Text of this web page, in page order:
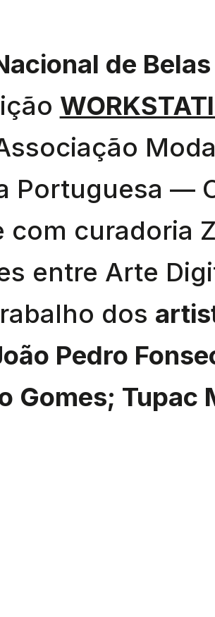
de
Portuguesa —
curadoria
entre Arte
dos
Pedro
Gomes; Tupac